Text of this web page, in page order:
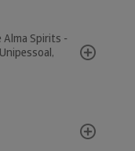
Alma Spirits -